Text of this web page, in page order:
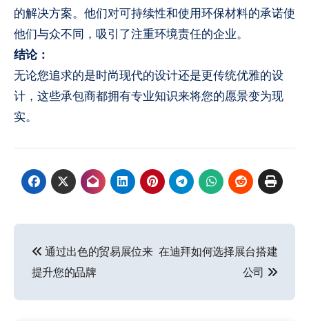
的解决方案。他们对可持续性和使用环保材料的承诺使
他们与众不同，吸引了注重环境责任的企业。
结论：
无论您追求的是时尚现代的设计还是更传统优雅的设
计，这些承包商都拥有专业知识来将您的愿景变为现
实。
章
导
通过出色的贸易展位来
提升您的品牌
在迪拜如何选择展台搭建
公司